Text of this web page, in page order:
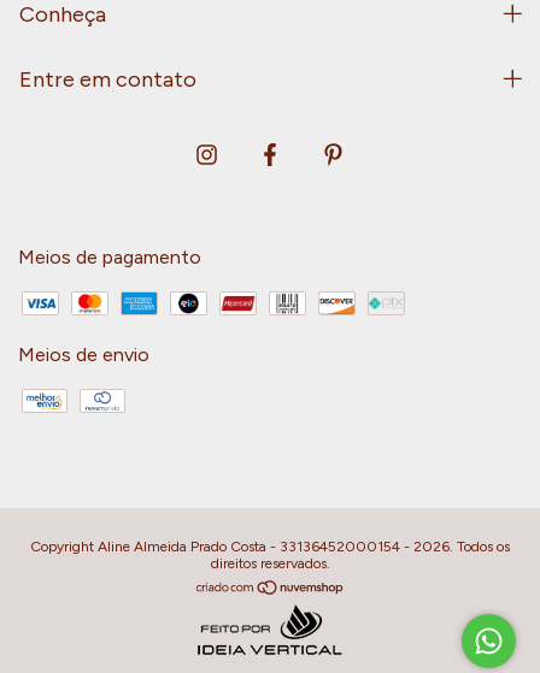
Conheça
Entre em contato
Meios de pagamento
Meios de envio
Copyright Aline Almeida Prado Costa - 33136452000154 - 2026. Todos os
direitos reservados.